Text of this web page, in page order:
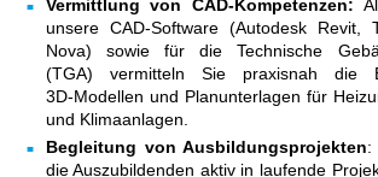
Vermittlung von CAD-Kompetenzen:
unsere CAD-Software (Autodesk Revit,
Nova) sowie für die Technische
(TGA) vermitteln Sie praxisnah die
3D‑Modellen und Planunterlagen für
und Klimaanlagen.
Begleitung von Ausbildungsprojekten:
die Auszubildenden aktiv in laufende